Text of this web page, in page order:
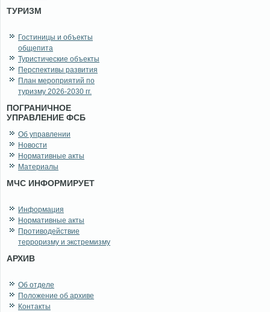
ТУРИЗМ
Гостиницы и объекты
общепита
Туристические объекты
Перспективы развития
План мероприятий по
туризму 2026-2030 гг.
ПОГРАНИЧНОЕ
УПРАВЛЕНИЕ ФСБ
Об управлении
Новости
Нормативные акты
Материалы
МЧС ИНФОРМИРУЕТ
Информация
Нормативные акты
Противодействие
терроризму и экстремизму
АРХИВ
Об отделе
Положение об архиве
Контакты